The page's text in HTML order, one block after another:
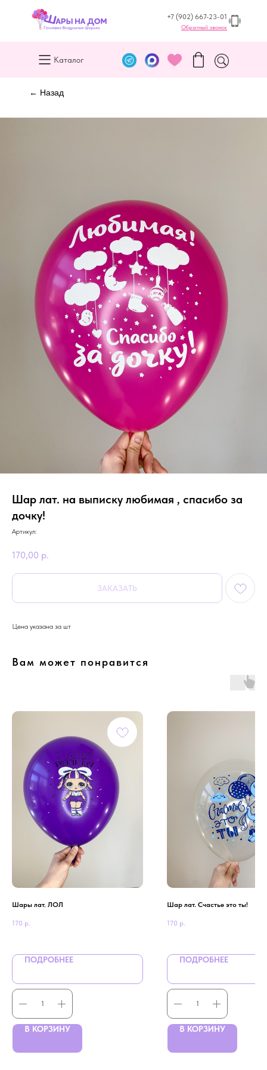
+7 (902) 667-23-01
Обратный звонок
Каталог
← Назад
Шар лат. на выписку любимая , спасибо за
дочку!
Артикул:
170,00 р.
ЗАКАЗАТЬ
Цена указана за шт
Вам может понравится
Шары лат. ЛОЛ
170 р.
ПОДРОБНЕЕ
В КОРЗИНУ
Шар лат. Счастье это ты!
170 р.
ПОДРОБНЕЕ
В КОРЗИНУ